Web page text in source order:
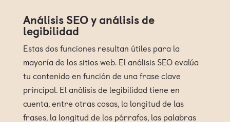
Análisis SEO y análisis de
legibilidad
Estas dos funciones resultan útiles para la
mayoría de los sitios web. El análisis SEO evalúa
tu contenido en función de una frase clave
principal. El análisis de legibilidad tiene en
cuenta, entre otras cosas, la longitud de las
frases, la longitud de los párrafos, las palabras